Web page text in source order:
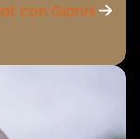
con Gianni